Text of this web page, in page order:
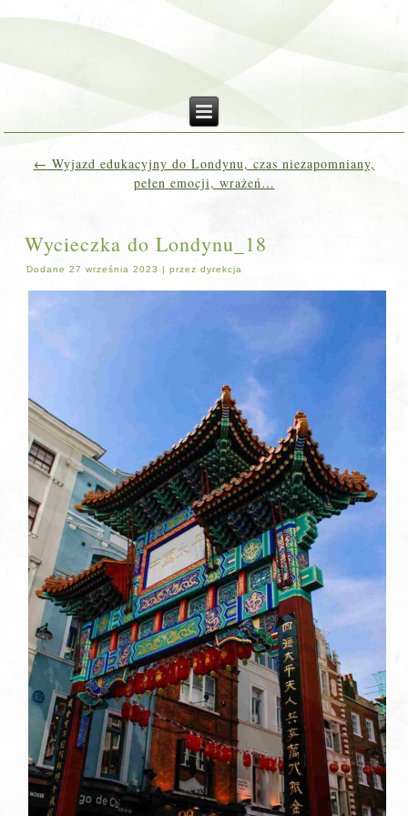
← Wyjazd edukacyjny do Londynu, czas niezapomniany,
pełen emocji, wrażeń…
Wycieczka do Londynu_18
Dodane 27 września 2023 |przez dyrekcja